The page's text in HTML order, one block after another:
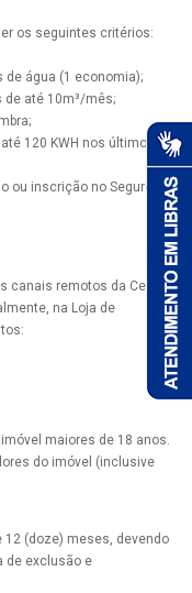
os seguintes critérios:
de água (1 economia);
até 10m³/mês;
120 KWH nos últimos 12
ou inscrição no Seguro
canais remotos da Central
na Loja de
maiores de 18 anos.
do imóvel (inclusive
12 (doze) meses, devendo
de exclusão e